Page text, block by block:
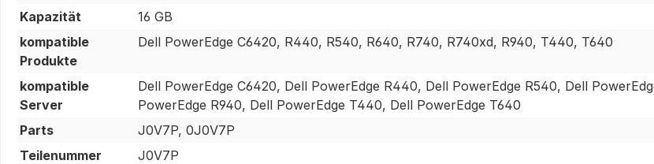
Kapazität
16 GB
kompatible
Produkte
Dell PowerEdge C6420, R440, R540, R640, R740, R740xd, R940, T440, T640
kompatible
Server
Dell PowerEdge C6420, Dell PowerEdge R440, Dell PowerEdge R540, Dell
PowerEdge R940, Dell PowerEdge T440, Dell PowerEdge T640
Parts
J0V7P, 0J0V7P
Teilenummer
J0V7P